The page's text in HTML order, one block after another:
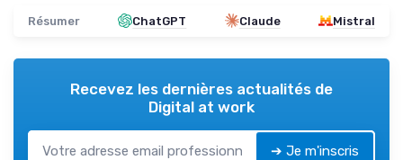
Résumer ChatGPT Claude Mistral
Recevez les dernières actualités de
Digital at work
➔ Je m'inscris